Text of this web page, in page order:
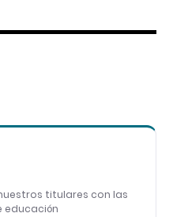
titulares con las
educación